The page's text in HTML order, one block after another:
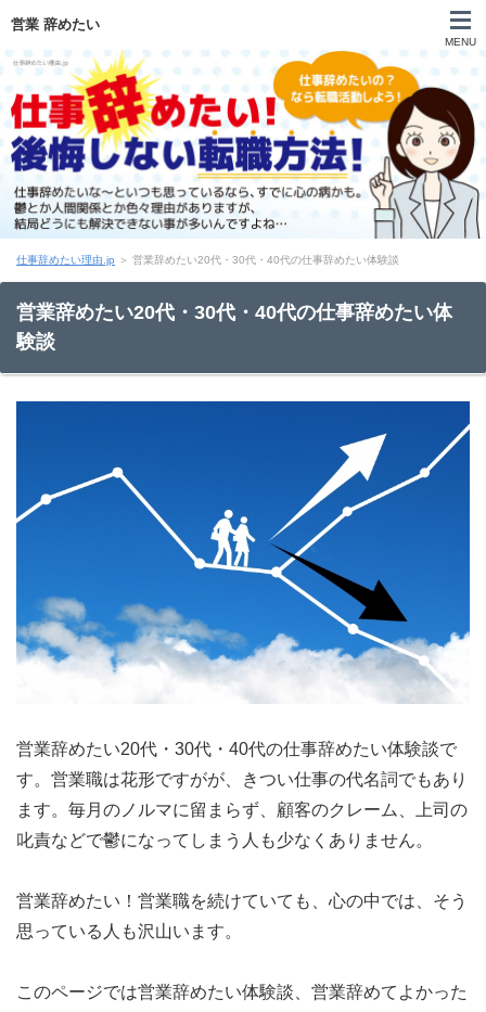
営業 辞めたい
MENU
仕事 辞めたい 言えない
仕事 辞めたい 向いてない
仕事 辞めたい 甘え
仕事 辞めたい 理由
仕事 辞めたい 相談
仕事 辞めたい 20代
仕事 辞めたい 40代
仕事 辞めたい 50代
仕事辞めたい理由.jp ＞ 営業辞めたい20代・30代・40代の仕事辞めたい体験談
営業辞めたい20代・30代・40代の仕事辞めたい体
験談
営業辞めたい20代・30代・40代の仕事辞めたい体験談で
す。営業職は花形ですがが、きつい仕事の代名詞でもあり
ます。毎月のノルマに留まらず、顧客のクレーム、上司の
叱責などで鬱になってしまう人も少なくありません。
営業辞めたい！営業職を続けていても、心の中では、そう
思っている人も沢山います。
このページでは営業辞めたい体験談、営業辞めてよかった